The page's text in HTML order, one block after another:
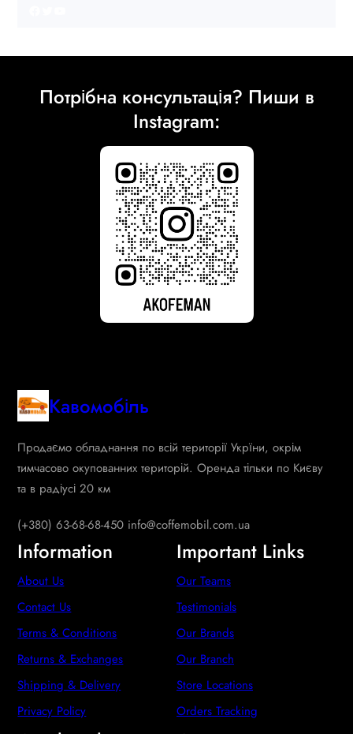
Потрібна консультація? Пиши в
Instagram:
Кавомобіль
Продаємо обладнання по всій території Укрїни, окрім
тимчасово окупованних територій. Оренда тільки по Києву
та в радіусі 20 км
(+380) 63-68-68-450 info@coffemobil.com.ua
Information
About Us
Contact Us
Terms & Conditions
Returns & Exchanges
Shipping & Delivery
Privacy Policy
Important Links
Our Teams
Testimonials
Our Brands
Our Branch
Store Locations
Orders Tracking